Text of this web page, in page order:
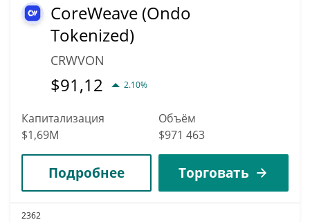
CoreWeave (Ondo
Tokenized)
CRWVON
$91,12 2.10%
Капитализация
$1,69M
Объём
$971 463
Подробнее Торговать
2362